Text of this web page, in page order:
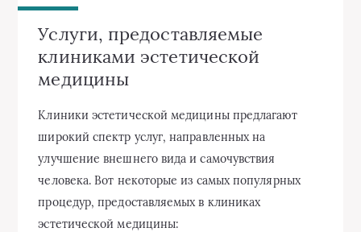
Услуги, предоставляемые
клиниками эстетической
медицины
Клиники эстетической медицины предлагают
широкий спектр услуг, направленных на
улучшение внешнего вида и самочувствия
человека. Вот некоторые из самых популярных
процедур, предоставляемых в клиниках
эстетической медицины: